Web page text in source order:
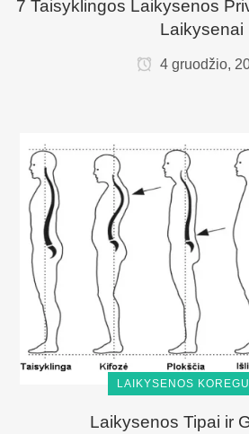
7 Taisyklingos Laikysenos
Laikysenai
4 gruodžio,
LAIKYSENOS
Laikysenos Tipai ir